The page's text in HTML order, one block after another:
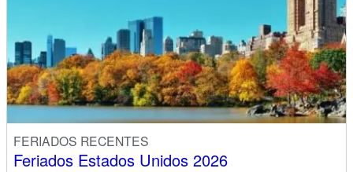
FERIADOS RECENTES
Feriados Estados Unidos 2026